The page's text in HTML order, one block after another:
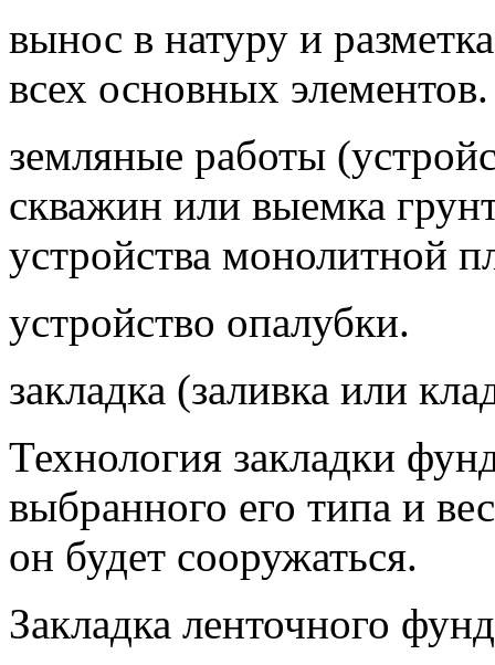
вынос в натуру и
всех основных элементов.
земляные работы
скважин или выемка
устройства монолитной
устройство опалубки.
закладка (заливка или
Технология закладки
выбранного его типа и
он будет сооружаться.
Закладка ленточного